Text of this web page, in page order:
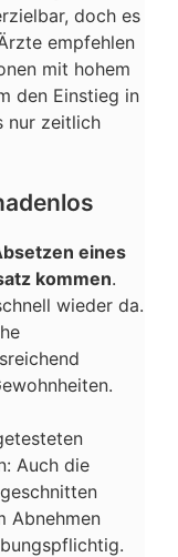
doch es
empfehlen
mit hohem
den Einstieg in
nur zeitlich
eines
kommen.
wieder da.
Auch die
Abnehmen